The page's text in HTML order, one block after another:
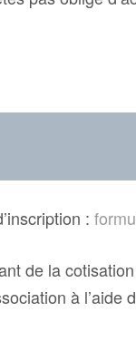
:
de la
à l’aide